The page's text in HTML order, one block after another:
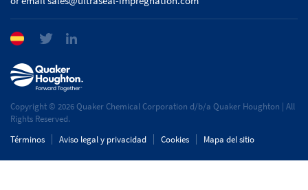
Copyright © 2026 Quaker Chemical Corporation d/b/a Quaker Houghton | All
Rights Reserved.
Términos
Aviso legal y privacidad Cookies Mapa del sitio